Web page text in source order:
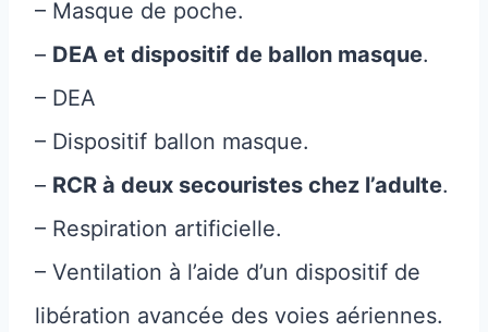
– Masque de poche.
– DEA et dispositif de ballon masque.
– DEA
– Dispositif ballon masque.
– RCR à deux secouristes chez l’adulte.
– Respiration artificielle.
– Ventilation à l’aide d’un dispositif de
libération avancée des voies aériennes.